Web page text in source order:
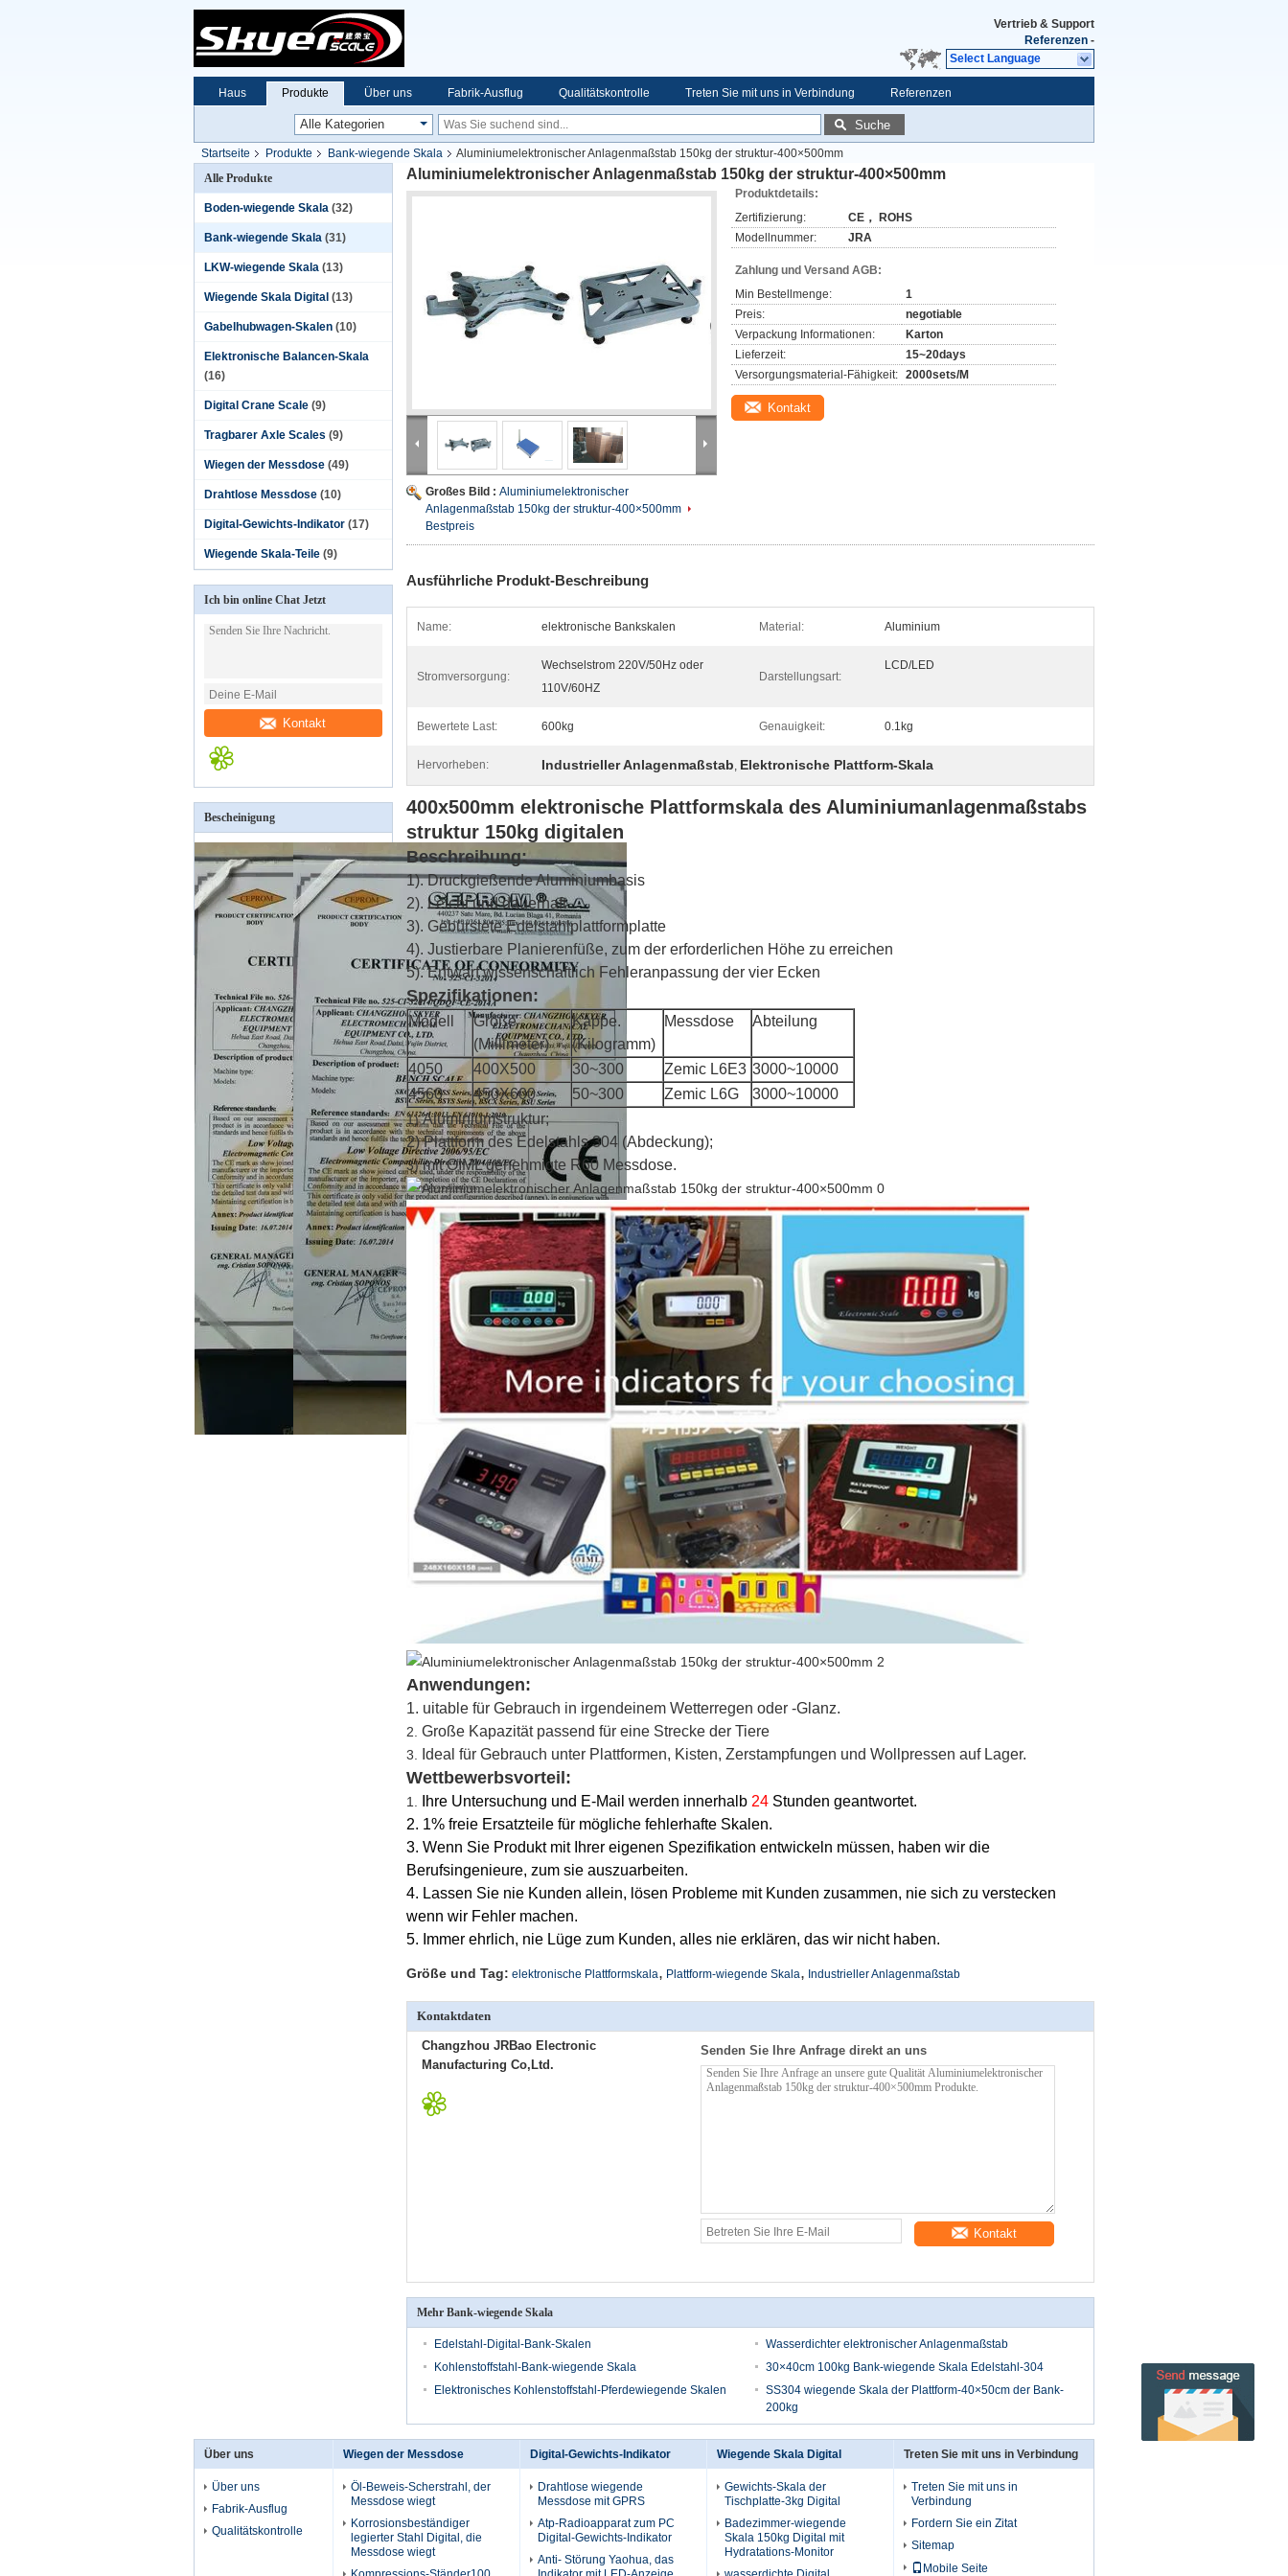
Vertrieb & Support
Referenzen -
Select Language
Haus Produkte Über uns Fabrik-Ausflug Qualitätskontrolle Treten Sie mit uns in Verbindung Referenzen
Suche
Startseite Produkte Bank-wiegende Skala
Aluminiumelektronischer Anlagenmaßstab 150kg der struktur-400×500mm
Alle Produkte
Boden-wiegende Skala (32)
Bank-wiegende Skala (31)
LKW-wiegende Skala (13)
Wiegende Skala Digital (13)
Gabelhubwagen-Skalen (10)
Elektronische Balancen-Skala
(16)
Digital Crane Scale (9)
Tragbarer Axle Scales (9)
Wiegen der Messdose (49)
Drahtlose Messdose (10)
Digital-Gewichts-Indikator (17)
Wiegende Skala-Teile (9)
Ich bin online Chat Jetzt
Kontakt
Bescheinigung
Aluminiumelektronischer Anlagenmaßstab 150kg der struktur-400×500mm
Großes Bild : Aluminiumelektronischer
Anlagenmaßstab 150kg der struktur-400×500mm
Bestpreis
Produktdetails:
Zertifizierung:
CE， ROHS
Modellnummer:
JRA
Zahlung und Versand AGB:
Min Bestellmenge:
1
Preis:
negotiable
Verpackung Informationen:
Karton
Lieferzeit:
15~20days
Versorgungsmaterial-Fähigkeit: 2000sets/M
Kontakt
Ausführliche Produkt-Beschreibung
Name: elektronische Bankskalen Material: Aluminium
Stromversorgung:
Wechselstrom 220V/50Hz oder
110V/60HZ
Darstellungsart:
LCD/LED
Bewertete Last: 600kg Genauigkeit: 0.1kg
Hervorheben: Industrieller Anlagenmaßstab, Elektronische Plattform-Skala
400x500mm elektronische Plattformskala des Aluminiumanlagenmaßstabs
struktur 150kg digitalen
Beschreibung:
1). Druckgießende Aluminiumbasis
2). Leicht und dauerhaft
3). Gebürstete Edelstahlplattformplatte
4). Justierbare Planierenfüße, zum der erforderlichen Höhe zu erreichen
5). Entwarf wissenschaftlich Fehleranpassung der vier Ecken
Spezifikationen:
Modell
Größe
(Millimeter)
Kappe.
(Kilogramm)
Messdose Abteilung
4050 400X500 30~300 Zemic L6E3 3000~10000
4560
450X600 50~300 Zemic L6G 3000~10000
1)Aluminiumstruktur;
2) Plattform des Edelstahls 304 (Abdeckung);
3)mit OIML genehmigte R60 Messdose.
Anwendungen:
1. uitable für Gebrauch in irgendeinem Wetterregen oder -Glanz.
2. Große Kapazität passend für eine Strecke der Tiere
3. Ideal für Gebrauch unter Plattformen, Kisten, Zerstampfungen und Wollpressen auf Lager.
Wettbewerbsvorteil:
1. Ihre Untersuchung und E-Mail werden innerhalb 24 Stunden geantwortet.
2. 1% freie Ersatzteile für mögliche fehlerhafte Skalen.
3. Wenn Sie Produkt mit Ihrer eigenen Spezifikation entwickeln müssen, haben wir die
Berufsingenieure, zum sie auszuarbeiten.
4. Lassen Sie nie Kunden allein, lösen Probleme mit Kunden zusammen, nie sich zu verstecken
wenn wir Fehler machen.
5. Immer ehrlich, nie Lüge zum Kunden, alles nie erklären, das wir nicht haben.
Größe und Tag: elektronische Plattformskala, Plattform-wiegende Skala, Industrieller Anlagenmaßstab
Kontaktdaten
Changzhou JRBao Electronic
Manufacturing Co,Ltd.
Senden Sie Ihre Anfrage direkt an uns
Kontakt
Mehr Bank-wiegende Skala
Edelstahl-Digital-Bank-Skalen
Wasserdichter elektronischer Anlagenmaßstab
Kohlenstoffstahl-Bank-wiegende Skala
30×40cm 100kg Bank-wiegende Skala Edelstahl-304
Elektronisches Kohlenstoffstahl-Pferdewiegende Skalen
SS304 wiegende Skala der Plattform-40×50cm der Bank-
200kg
Über uns
Über uns
Fabrik-Ausflug
Qualitätskontrolle
Wiegen der Messdose
Öl-Beweis-Scherstrahl, der
Messdose wiegt
Korrosionsbeständiger
legierter Stahl Digital, die
Messdose wiegt
Digital-Gewichts-Indikator
Drahtlose wiegende
Messdose mit GPRS
Atp-Radioapparat zum PC
Digital-Gewichts-Indikator
Anti- Störung Yaohua, das
Wiegende Skala Digital
Gewichts-Skala der
Tischplatte-3kg Digital
Badezimmer-wiegende
Skala 150kg Digital mit
Hydratations-Monitor
Treten Sie mit uns in Verbindung
Treten Sie mit uns in
Verbindung
Fordern Sie ein Zitat
Sitemap
Mobile Seite